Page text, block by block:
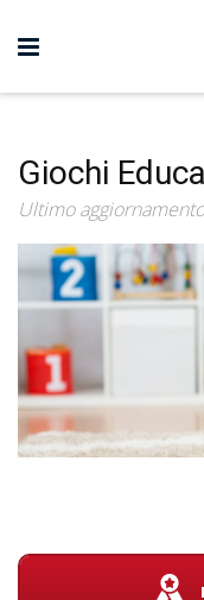
Giochi
Ultimo